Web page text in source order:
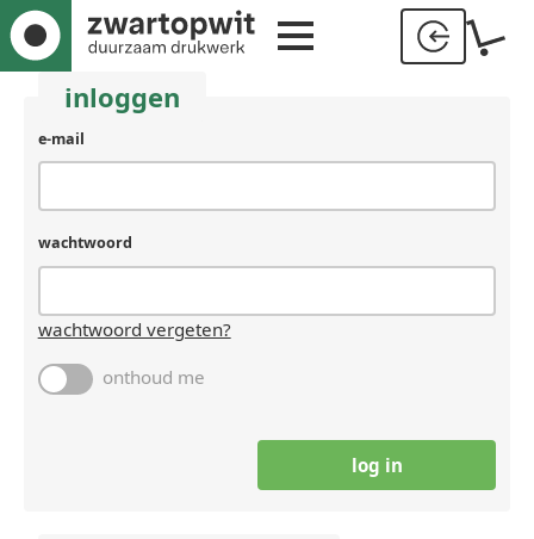
inloggen
e-mail
wachtwoord
wachtwoord vergeten?
onthoud me